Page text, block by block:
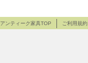
アンティーク家具TOP ご利用規約